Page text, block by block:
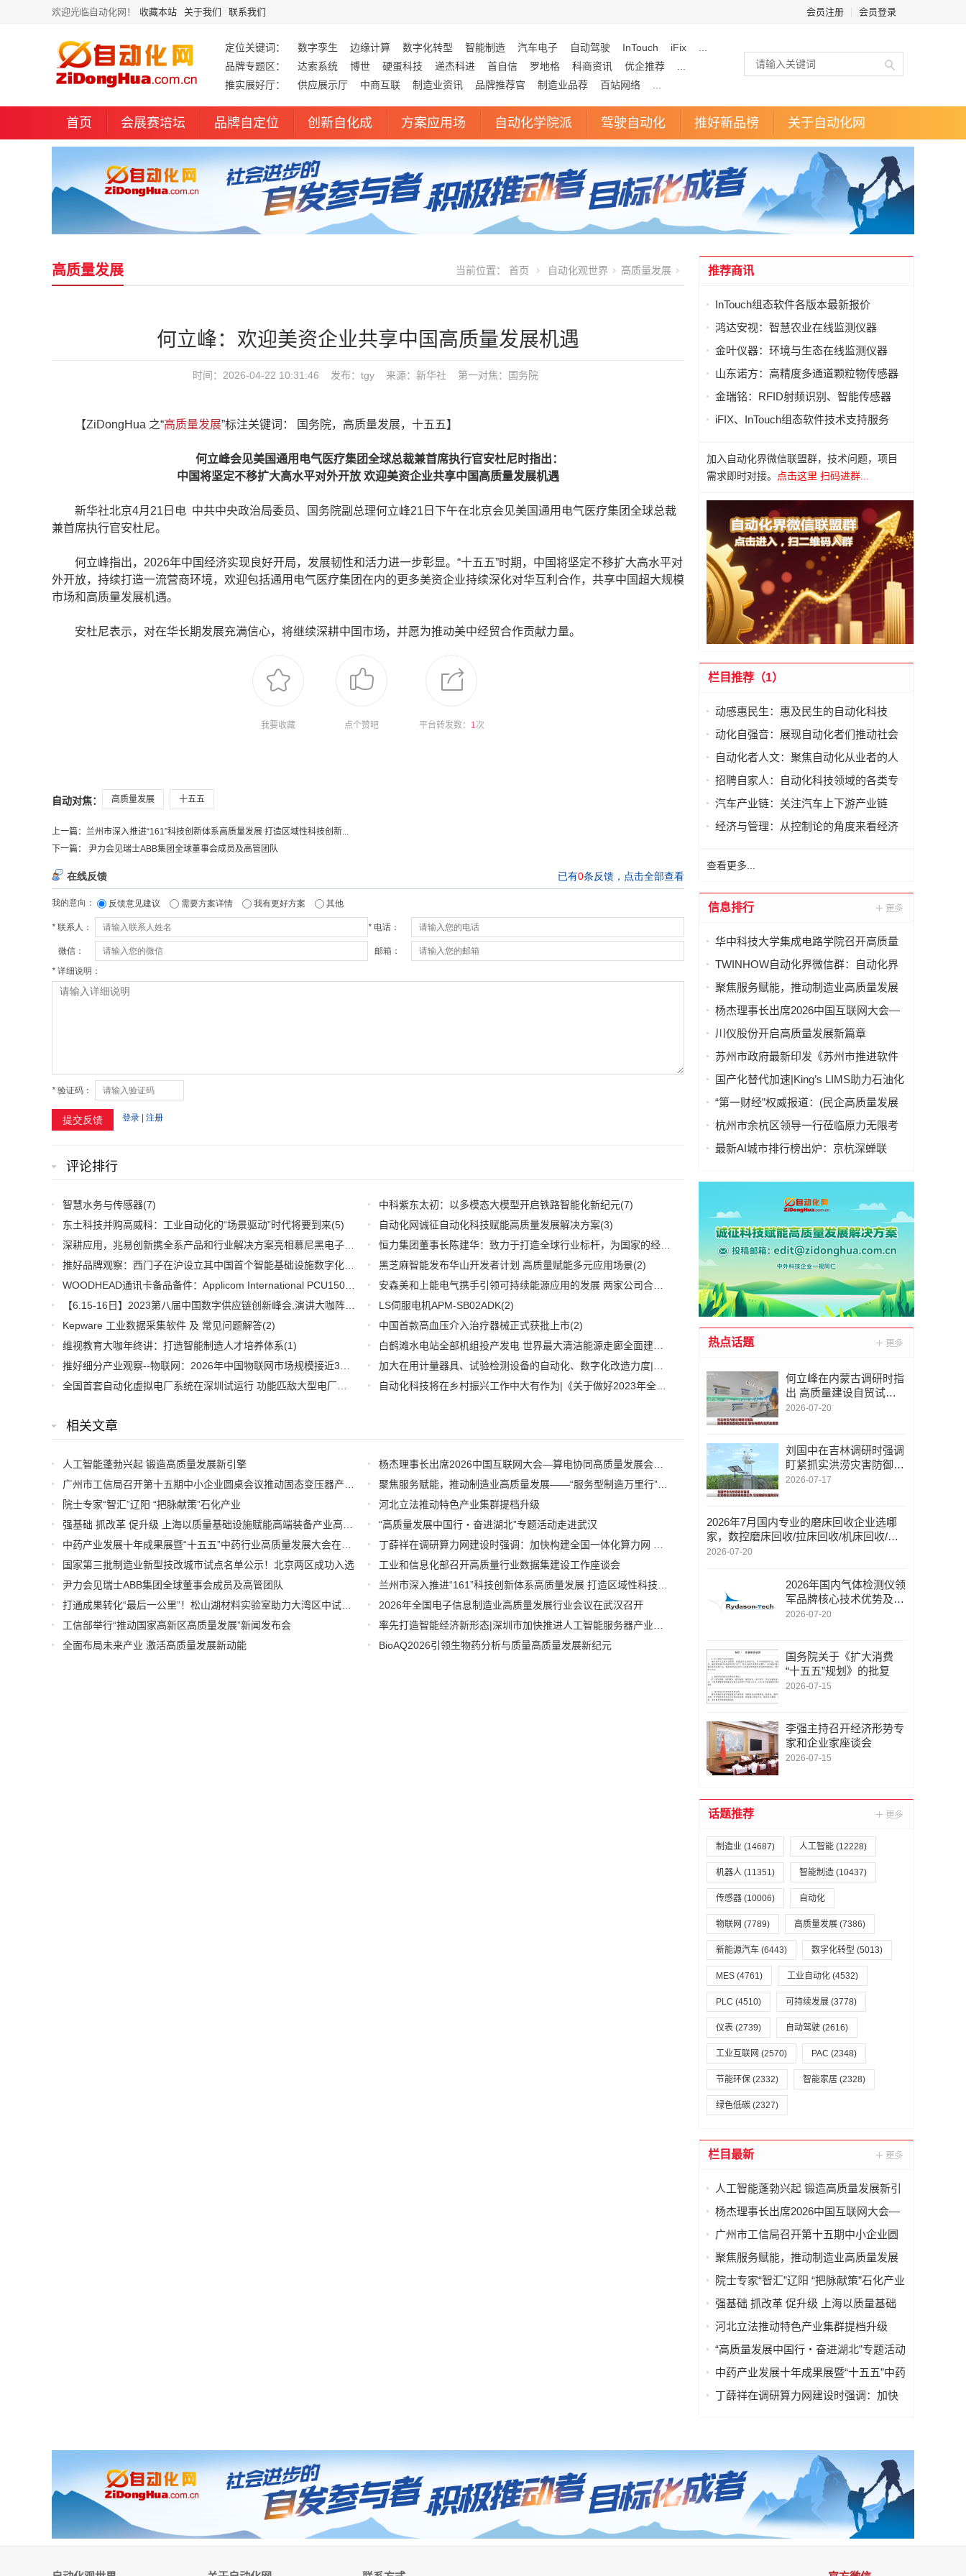
欢迎光临自动化网！ 收藏本站 关于我们 联系我们 会员注册 会员登录
定位关键词： 数字孪生 边缘计算 数字化转型 智能制造 汽车电子 自动驾驶 InTouch iFix
品牌专题区：
达索系统 博世 硬蛋科技 递杰科进 首自信 罗地格 科商资讯 优企推荐
推实展好厅：
供应展示厅 中商互联 制造业资讯 品牌推荐官 制造业品荐 百站网络
首页 会展赛培坛 品牌自定位 创新自化成 方案应用场 自动化学院派 驾驶自动化 推好新品榜 关于自动化网
高质量发展 当前位置： 首页 自动化观世界 高质量发展
何立峰：欢迎美资企业共享中国高质量发展机遇
时间：2026-04-22 10:31:46 发布：tgy 来源：新华社 第一对焦： 国务院
【ZiDongHua 之“高质量发展”标注关键词： 国务院，高质量发展，十五五】
何立峰会见美国通用电气医疗集团全球总裁兼首席执行官安杜尼时指出：
中国将坚定不移扩大高水平对外开放 欢迎美资企业共享中国高质量发展机遇
新华社北京4月21日电 中共中央政治局委员、国务院副总理何立峰21日下午在北京会见美国通用电气医疗集团全球总裁
兼首席执行官安杜尼。
何立峰指出，2026年中国经济实现良好开局，发展韧性和活力进一步彰显。“十五五”时期，中国将坚定不移扩大高水平对
外开放，持续打造一流营商环境，欢迎包括通用电气医疗集团在内的更多美资企业持续深化对华互利合作，共享中国超大规模
市场和高质量发展机遇。
安杜尼表示，对在华长期发展充满信心，将继续深耕中国市场，并愿为推动美中经贸合作贡献力量。
我要收藏 点个赞吧 平台转发数： 1次
自动对焦： 高质量发展 十五五
上一篇： 兰州市深入推进“161”科技创新体系高质量发展 打造区域性科技创新...
下一篇： 尹力会见瑞士ABB集团全球董事会成员及高管团队
评论排行
智慧水务与传感器(7) 中科紫东太初：以多模态大模型开启铁路智能化新纪元(7)
东土科技并购高威科：工业自动化的“场景驱动”时代将要到来(5) 自动化网诚征自动化科技赋能高质量发展解决方案(3)
深耕应用，兆易创新携全系产品和行业解决方案亮相慕尼黑电子展
恒力集团董事长陈建华：致力于打造全球行业标杆，为国家的经济高质量发展贡献更大力量|上海电气集团党委书记、董事长吴磊来访
推好品牌观察：西门子在沪设立其中国首个智能基础设施数字化赋能中心
(2)
黑芝麻智能发布华山开发者计划 高质量赋能多元应用场景(2)
WOODHEAD通讯卡备品备件：Applicom International PCU1500S7 PCU 1500 S7 V4.5.0
(2) 安森美和上能电气携手引领可持续能源应用的发展 两家公司合作开发高性能储能和太阳能组串式逆变器方案 以实现可持续的未来
【6.15-16日】2023第八届中国数字供应链创新峰会,演讲大咖阵容官宣
(2)
LS伺服电机APM-SB02ADK(2)
Kepware 工业数据采集软件 及 常见问题解答(2) 中国首款高血压介入治疗器械正式获批上市(2)
维视教育大咖年终讲：打造智能制造人才培养体系(1)
白鹤滩水电站全部机组投产发电 世界最大清洁能源走廊全面建成|将为建设新型能源体系、保障国家能源安全、实现“双碳”目标提供有力支撑
推好细分产业观察--物联网：2026年中国物联网市场规模接近3000亿美元 智慧工厂、智慧城市、智慧电网等将占60%以上
(1) 加大在用计量器具、试验检测设备的自动化、数字化改造力度|市场监管总局 工业和信息化部 关于促进企业计量能力提升的指导意见
全国首套自动化虚拟电厂系统在深圳试运行 功能匹敌大型电厂，已入选国际典型案例
(1) 自动化科技将在乡村振兴工作中大有作为|《关于做好2023年全面推进乡村振兴重点工作的意见》发布 (1)
相关文章
人工智能蓬勃兴起 锻造高质量发展新引擎
杨杰理事长出席2026中国互联网大会—算电协同高质量发展会议并致辞
广州市工信局召开第十五期中小企业圆桌会议推动固态变压器产业高质量发展
聚焦服务赋能，推动制造业高质量发展——“服务型制造万里行”走进湖南常德
院士专家“智汇”辽阳 “把脉献策”石化产业
河北立法推动特色产业集群提档升级
强基础 抓改革 促升级 上海以质量基础设施赋能高端装备产业高质量发展
“高质量发展中国行・奋进湖北”专题活动走进武汉
中药产业发展十年成果展暨“十五五”中药行业高质量发展大会在昌举办
丁薛祥在调研算力网建设时强调：加快构建全国一体化算力网 赋能经济社会高质量发展
国家第三批制造业新型技改城市试点名单公示！北京两区成功入选
工业和信息化部召开高质量行业数据集建设工作座谈会
尹力会见瑞士ABB集团全球董事会成员及高管团队
兰州市深入推进“161”科技创新体系高质量发展 打造区域性科技创新高地专题新闻发布会实录（文+图）
打通成果转化“最后一公里”！松山湖材料实验室助力大湾区中试产业高质量发展
2026年全国电子信息制造业高质量发展行业会议在武汉召开
工信部举行“推动国家高新区高质量发展”新闻发布会
率先打造智能经济新形态|深圳市加快推进人工智能服务器产业链高质量发展行动计划
全面布局未来产业 激活高质量发展新动能
BioAQ2026引领生物药分析与质量高质量发展新纪元
推荐商讯
InTouch组态软件各版本最新报价
鸿达安视：智慧农业在线监测仪器
金叶仪器：环境与生态在线监测仪器
山东诺方：高精度多通道颗粒物传感器
金瑞铭：RFID射频识别、智能传感器
iFIX、InTouch组态软件技术支持服务
加入自动化界微信联盟群，技术问题，项目
需求即时对接。 点击这里 扫码进群...
栏目推荐（1）
动感惠民生：惠及民生的自动化科技
动化自强音：展现自动化者们推动社会
进步发出的响亮声音
自动化者人文：聚焦自动化从业者的人
文思考
招聘自家人：自动化科技领域的各类专
家及人才需求资讯
汽车产业链：关注汽车上下游产业链
经济与管理：从控制论的角度来看经济
查看更多...
信息排行
华中科技大学集成电路学院召开高质量
发展论坛暨2025年度总结表彰会
TWINHOW自动化界微信群：自动化界
微信联盟群分行业入口导航
聚焦服务赋能，推动制造业高质量发展
——“服务型制造万里行”走进湖南常德
杨杰理事长出席2026中国互联网大会—
算电协同高质量发展会议并致辞
川仪股份开启高质量发展新篇章
苏州市政府最新印发《苏州市推进软件
产业高质量发展行动计划（2026～2027
国产化替代加速|King’s LIMS助力石油化
工行业数字化转型与高质量发展
“第一财经”权威报道：(民企高质量发展
调研)给机械臂装上轮子和大脑，工业机
杭州市余杭区领导一行莅临原力无限考
察指导，共话具身智能产业高质量发展
最新AI城市排行榜出炉：京杭深蝉联
热点话题
何立峰在内蒙古调研时指
出 高质量建设自贸试验
区 加快构建向北开放重
2026-07-20
刘国中在吉林调研时强调
盯紧抓实洪涝灾害防御工
作 切实做好农业防灾减
2026-07-17
2026年7月国内专业的磨床回收企业选哪
家，数控磨床回收/拉床回收/机床回收/气
动冲床回收，磨床回收厂家口碑推荐
2026-07-20
2026年国内气体检测仪领
军品牌核心技术优势及全
场景应用详解
2026-07-20
国务院关于《扩大消费
“十五五”规划》的批复
2026-07-15
李强主持召开经济形势专
家和企业家座谈会
2026-07-15
话题推荐
制造业 (14687) 人工智能 (12228)
机器人 (11351) 智能制造 (10437)
传感器 (10006) 自动化
物联网 (7789) 高质量发展 (7386)
新能源汽车 (6443) 数字化转型 (5013)
MES (4761) 工业自动化 (4532)
PLC (4510) 可持续发展 (3778)
仪表 (2739) 自动驾驶 (2616)
工业互联网 (2570) PAC (2348)
节能环保 (2332) 智能家居 (2328)
绿色低碳 (2327)
栏目最新
人工智能蓬勃兴起 锻造高质量发展新引
擎
杨杰理事长出席2026中国互联网大会—
算电协同高质量发展会议并致辞
广州市工信局召开第十五期中小企业圆
桌会议推动固态变压器产业高质量发展
聚焦服务赋能，推动制造业高质量发展
——“服务型制造万里行”走进湖南常德
院士专家“智汇”辽阳 “把脉献策”石化产业
强基础 抓改革 促升级 上海以质量基础
设施赋能高端装备产业高质量发展
河北立法推动特色产业集群提档升级
“高质量发展中国行・奋进湖北”专题活动
走进武汉
中药产业发展十年成果展暨“十五五”中药
行业高质量发展大会在昌举办
丁薛祥在调研算力网建设时强调：加快